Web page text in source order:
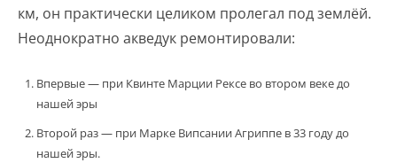
км, он практически целиком пролегал под землёй.
Неоднократно акведук ремонтировали:
Впервые — при Квинте Марции Рексе во втором веке до
нашей эры
Второй раз — при Марке Випсании Агриппе в 33 году до
нашей эры.